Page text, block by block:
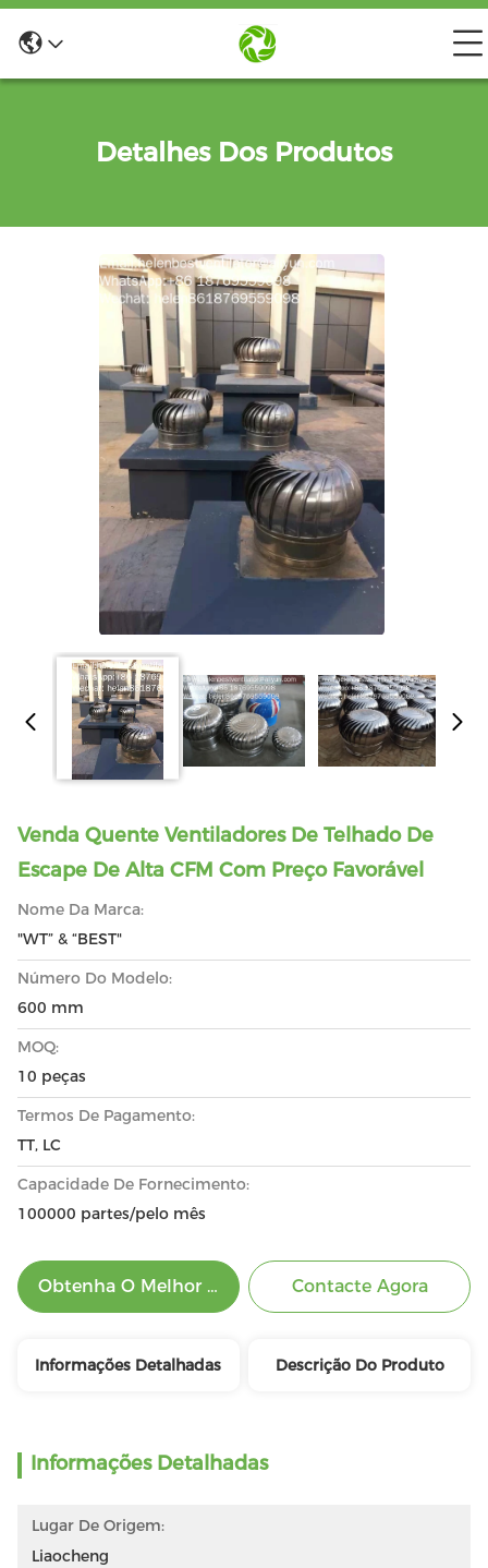
Detalhes Dos Produtos
Venda Quente Ventiladores De Telhado De
Escape De Alta CFM Com Preço Favorável
Nome Da Marca:
"WT” & “BEST"
Número Do Modelo:
600 mm
MOQ:
10 peças
Termos De Pagamento:
TT, LC
Capacidade De Fornecimento:
100000 partes/pelo mês
Obtenha O Melhor Preço Contacte Agora
Informações Detalhadas Descrição Do Produto
Informações Detalhadas
Lugar De Origem:
Liaocheng